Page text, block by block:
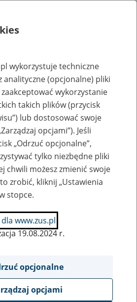
lub
zakładów pracy
pozycje bazy
wykorzystuje techniczne
analityczne (opcjonalne) pliki
wykorzystanie
takich plików (przycisk
lub dostosować swoje
opcjami”). Jeśli
„Odrzuć opcjonalne”,
tylko niezbędne pliki
chwili możesz zmienić swoje
zrobić, kliknij „Ustawienia
stopce.
www.zus.pl
19.08.2024 r.
opcjonalne
opcjami